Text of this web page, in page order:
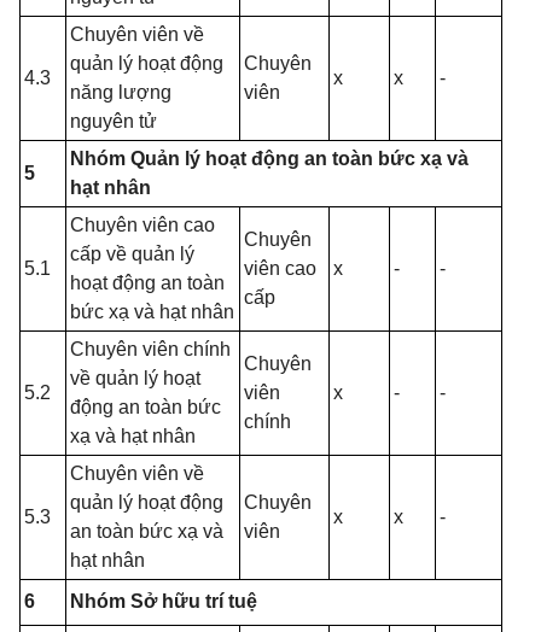
4.3
Chuyên viên về
quản lý hoạt động
năng lượng
nguyên tử
Chuyên
viên
x x -
5
Nhóm Quản lý hoạt động an toàn bức xạ và
hạt nhân
5.1
Chuyên viên cao
cấp về quản lý
hoạt động an toàn
bức xạ và hạt nhân
Chuyên
viên cao
cấp
x - -
5.2
Chuyên viên chính
về quản lý hoạt
động an toàn bức
xạ và hạt nhân
Chuyên
viên
chính
x - -
5.3
Chuyên viên về
quản lý hoạt động
an toàn bức xạ và
hạt nhân
Chuyên
viên
x x -
6 Nhóm Sở hữu trí tuệ